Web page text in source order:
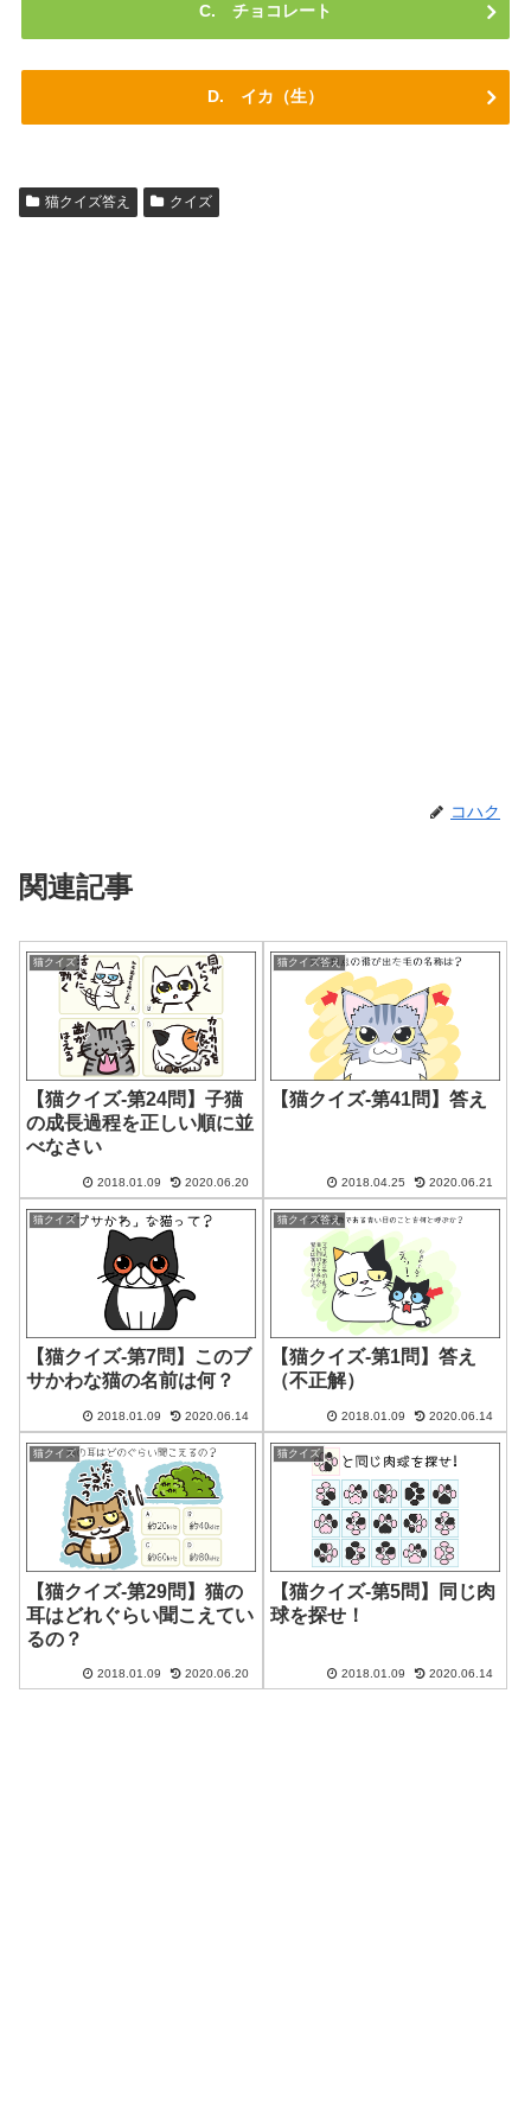
C. チョコレート
D. イカ（生）
猫クイズ答え クイズ
コハク
関連記事
猫クイズ
【猫クイズ-第24問】子猫
の成長過程を正しい順に並
べなさい
2018.01.09 2020.06.20
猫クイズ答え
【猫クイズ-第41問】答え
2018.04.25 2020.06.21
猫クイズ
【猫クイズ-第7問】このブ
サかわな猫の名前は何？
2018.01.09 2020.06.14
猫クイズ答え
【猫クイズ-第1問】答え
（不正解）
2018.01.09 2020.06.14
猫クイズ
【猫クイズ-第29問】猫の
耳はどれぐらい聞こえてい
るの？
2018.01.09 2020.06.20
猫クイズ
【猫クイズ-第5問】同じ肉
球を探せ！
2018.01.09 2020.06.14